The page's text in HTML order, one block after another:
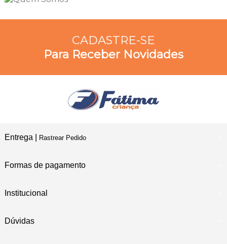
CADASTRE-SE
Para Receber Novidades
Entrega | Rastrear Pedido
Formas de pagamento
Institucional
Dúvidas